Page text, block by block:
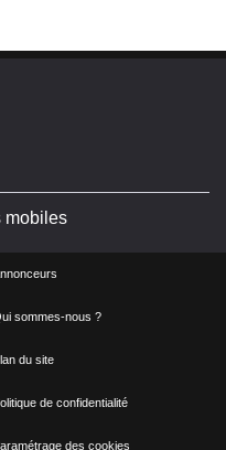
mobiles
sommes-nous ?
du site
de confidentialité
des cookies